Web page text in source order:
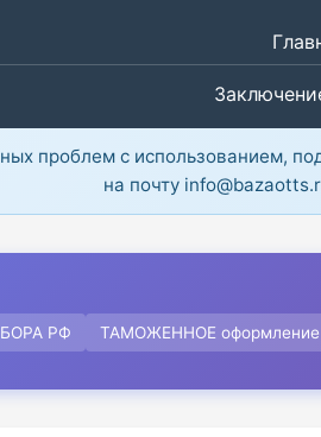
проблем с использованием,
на почту
РФ ТАМОЖЕННОЕ оформление